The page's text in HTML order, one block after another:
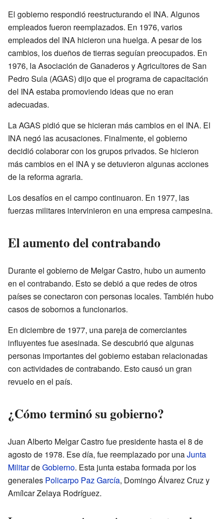
El gobierno respondió reestructurando el INA. Algunos
empleados fueron reemplazados. En 1976, varios
empleados del INA hicieron una huelga. A pesar de los
cambios, los dueños de tierras seguían preocupados. En
1976, la Asociación de Ganaderos y Agricultores de San
Pedro Sula (AGAS) dijo que el programa de capacitación
del INA estaba promoviendo ideas que no eran
adecuadas.
La AGAS pidió que se hicieran más cambios en el INA. El
INA negó las acusaciones. Finalmente, el gobierno
decidió colaborar con los grupos privados. Se hicieron
más cambios en el INA y se detuvieron algunas acciones
de la reforma agraria.
Los desafíos en el campo continuaron. En 1977, las
fuerzas militares intervinieron en una empresa campesina.
El aumento del contrabando
Durante el gobierno de Melgar Castro, hubo un aumento
en el contrabando. Esto se debió a que redes de otros
países se conectaron con personas locales. También hubo
casos de sobornos a funcionarios.
En diciembre de 1977, una pareja de comerciantes
influyentes fue asesinada. Se descubrió que algunas
personas importantes del gobierno estaban relacionadas
con actividades de contrabando. Esto causó un gran
revuelo en el país.
¿Cómo terminó su gobierno?
Juan Alberto Melgar Castro fue presidente hasta el 8 de
agosto de 1978. Ese día, fue reemplazado por unaJunta
MilitardeGobierno. Esta junta estaba formada por los
generales Policarpo Paz García, Domingo Álvarez Cruz y
Amílcar Zelaya Rodríguez.